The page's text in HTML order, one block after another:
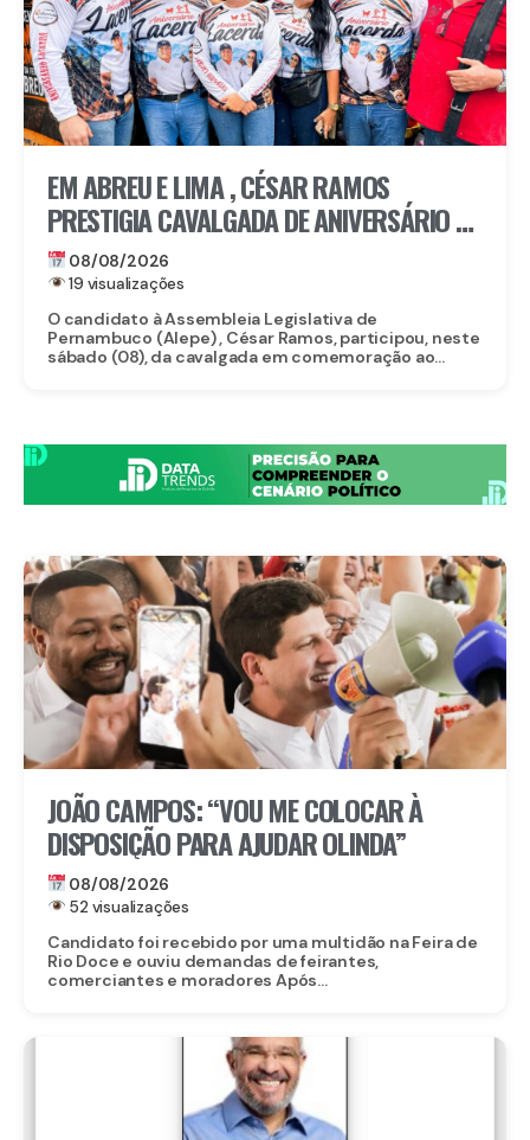
EM ABREU E LIMA , CÉSAR RAMOS
PRESTIGIA CAVALGADA DE ANIVERSÁRIO DE
LACERDA
08/08/2026
19 visualizações
O candidato à Assembleia Legislativa de
Pernambuco (Alepe) , César Ramos, participou, neste
sábado (08), da cavalgada em comemoração ao...
JOÃO CAMPOS: “VOU ME COLOCAR À
DISPOSIÇÃO PARA AJUDAR OLINDA”
08/08/2026
52 visualizações
Candidato foi recebido por uma multidão na Feira de
Rio Doce e ouviu demandas de feirantes,
comerciantes e moradores Após...